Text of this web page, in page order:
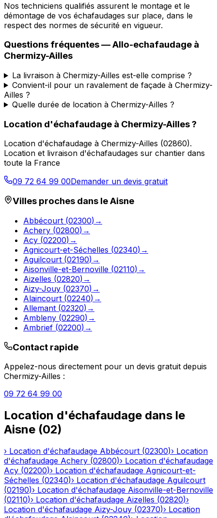
Nos techniciens qualifiés assurent le montage et le
démontage de vos échafaudages sur place, dans le
respect des normes de sécurité en vigueur.
Questions fréquentes —Allo-echafaudage à
Chermizy-Ailles
La livraison à Chermizy-Ailles est-elle comprise ?
Convient-il pour un ravalement de façade à Chermizy-
Ailles ?
Quelle durée de location à Chermizy-Ailles ?
Location d'échafaudage à Chermizy-Ailles?
Location d'échafaudage à Chermizy-Ailles (02860).
Location et livraison d'échafaudages sur chantier dans
toute la France
09 72 64 99 00Demander un devis gratuit
Villes proches dans leAisne
Abbécourt (02300) →
Achery (02800) →
Acy (02200) →
Agnicourt-et-Séchelles (02340) →
Aguilcourt (02190) →
Aisonville-et-Bernoville (02110) →
Aizelles (02820) →
Aizy-Jouy (02370) →
Alaincourt (02240) →
Allemant (02320) →
Ambleny (02290) →
Ambrief (02200) →
Contact rapide
Appelez-nous directement pour un devis gratuit depuis
Chermizy-Ailles :
09 72 64 99 00
Location d'échafaudage dans le
Aisne (02)
› Location d'échafaudage Abbécourt (02300)› Location
d'échafaudage Achery (02800)› Location d'échafaudage
Acy (02200)› Location d'échafaudage Agnicourt-et-
Séchelles (02340)› Location d'échafaudage Aguilcourt
(02190)› Location d'échafaudage Aisonville-et-Bernoville
(02110)› Location d'échafaudage Aizelles (02820)›
Location d'échafaudage Aizy-Jouy (02370)› Location